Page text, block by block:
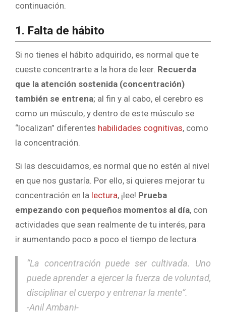
continuación.
1. Falta de hábito
Si no tienes el hábito adquirido, es normal que te
cueste concentrarte a la hora de leer. Recuerda
que la atención sostenida (concentración)
también se entrena; al fin y al cabo, el cerebro es
como un músculo, y dentro de este músculo se
“localizan” diferentes habilidades cognitivas, como
la concentración.
Si las descuidamos, es normal que no estén al nivel
en que nos gustaría. Por ello, si quieres mejorar tu
concentración en la lectura, ¡lee! Prueba
empezando con pequeños momentos al día, con
actividades que sean realmente de tu interés, para
ir aumentando poco a poco el tiempo de lectura.
“La concentración puede ser cultivada. Uno
puede aprender a ejercer la fuerza de voluntad,
disciplinar el cuerpo y entrenar la mente”.
-Anil Ambani-